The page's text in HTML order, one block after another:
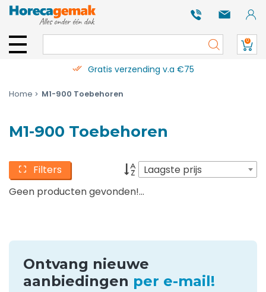
0
Gratis verzending v.a €75
Home M1-900 Toebehoren
M1-900 Toebehoren
Filters
Laagste prijs
Geen producten gevonden!...
Ontvang nieuwe
aanbiedingen per e-mail!